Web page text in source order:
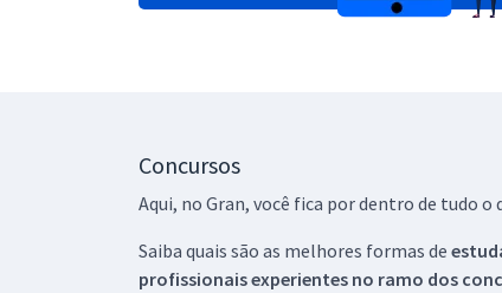
Concursos
Aqui, no Gran, você fica por dentro de tudo
Saiba quais são as melhores formas de
profissionais experientes no ramo dos